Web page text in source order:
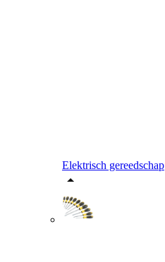
Elektrisch gereedschap